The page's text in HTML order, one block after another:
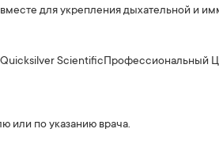
вместе для укрепления дыхательной и
Quicksilver ScientificПрофессиональный
или по указанию врача.